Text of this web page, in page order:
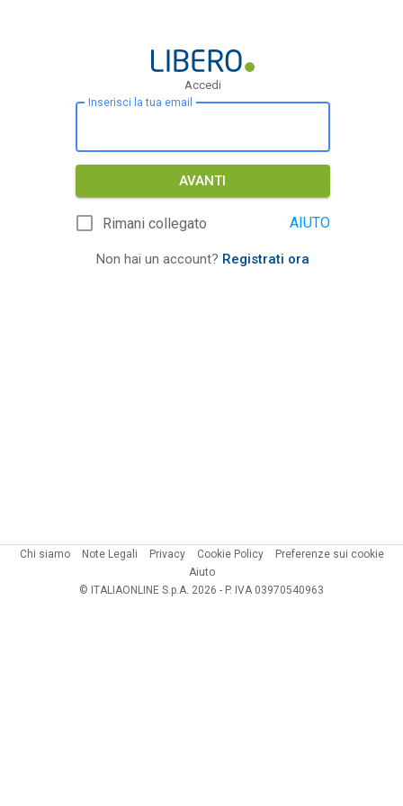
Accedi
Inserisci la tua email
AVANTI
Rimani collegato AIUTO
Non hai un account? Registrati ora
Chi siamo Note Legali Privacy Cookie Policy
Preferenze sui cookie
Aiuto
© ITALIAONLINE S.p.A. 2026 - P. IVA 03970540963